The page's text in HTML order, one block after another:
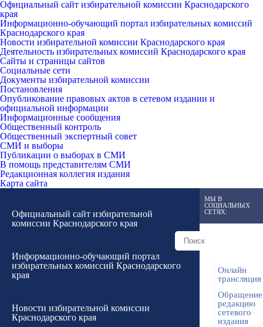
Официальный сайт избирательной комиссии Краснодарского
края
Информационно-обучающий портал избирательных комиссий
Краснодарского края
Новости избирательной комиссии Краснодарского края
Деятельность избирательных комиссий Краснодарского края
Сайты и страницы сайтов
Социальные сети
Документы избирательной комиссии
Постановления
Опубликование правовых актов в сетевом издании и
официальной информации
Информационные сообщения
Общественный контроль
Общественный экспертный совет
СМИ и выборы
Публикации о выборах в СМИ
В помощь представителям СМИ
Редакционная коллегия издания
Карта сайта
Официальный сайт избирательной
комиссии Краснодарского края
Информационно-обучающий портал
избирательных комиссий Краснодарского
края
Новости избирательной комиссии
Краснодарского края
МЫ В
СОЦИАЛЬНЫХ
СЕТЯХ:
Онлайн
трансляция
редакцию
сетевого
издания